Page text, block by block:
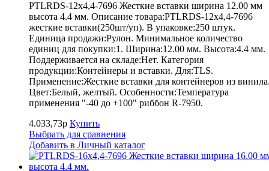
PTLRDS-12x4,4-7696 Жесткие вставки ширина 12.00 мм
высота 4.4 мм. Описание товара:PTLRDS-12x4,4-7696
жесткие вставки(250шт/уп). В упаковке:250 штук.
Единица продажи:Рулон. Минимальное количество
единиц для покупки:1. Ширина:12.00 мм. Высота:4.4 мм.
Поддерживается на складе:Нет. Категория
продукции:Контейнеры и вставки. Для:TLS.
Применение:Жесткие вставки для контейнеров из
Цвет:Белый, желтый. Особенности:Температура
применения "-40 до +100" риббон R-7950.
4.033,73р Купить
Выбрать для сравнения
Добавить в Личный каталог